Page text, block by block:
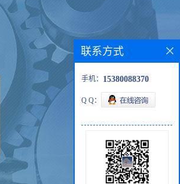
联系方式
手机： 15380088370
Q Q：